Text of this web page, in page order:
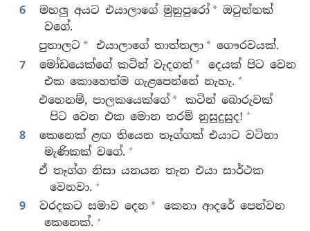
6 මහලු අයට එයාලාගේ මුනුපුරෝ * ඔටුන්නක්
වගේ.
පුතාලට * එයාලාගේ තාත්තලා * ගෞරවයක්.
7
මෝඩයෙක්ගේ කටින් වැදගත් * දෙයක් පිට වෙන
එක කොහෙත්ම ගැළපෙන්නේ නැහැ. +
එහෙනම්, පාලකයෙක්ගේ * කටින් බොරුවක්
පිට වෙන එක මොන තරම් නුසුදුසුද! +
8
කෙනෙක් ළඟ තියෙන තෑග්ගක් එයාට වටිනා
මැණිකක් වගේ. +
ඒ තෑග්ග නිසා යනයන තැන එයා සාර්ථක
වෙනවා. +
9 වරදකට සමාව දෙන * කෙනා ආදරේ පෙන්වන
කෙනෙක්. +